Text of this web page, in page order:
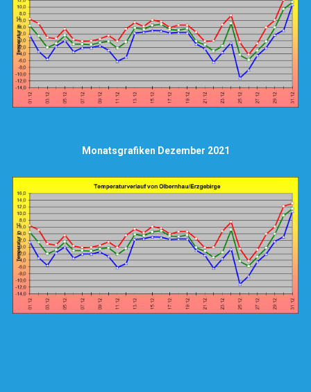
Monatsgrafiken Dezember 2021